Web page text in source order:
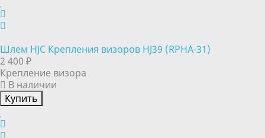
Шлем HJC Крепления визоров HJ39 (RPHA-31)
2 400 ₽
Крепление визора
В наличии
Купить